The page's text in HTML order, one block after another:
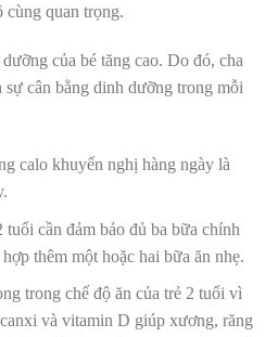
cùng quan trọng.
của bé tăng cao. Do đó, cha
sự cân bằng dinh dưỡng trong mỗi
calo khuyến nghị hàng ngày là
tuổi cần đảm bảo đủ ba bữa chính
thêm một hoặc hai bữa ăn nhẹ.
trong chế độ ăn của trẻ 2 tuổi vì
và vitamin D giúp xương, răng